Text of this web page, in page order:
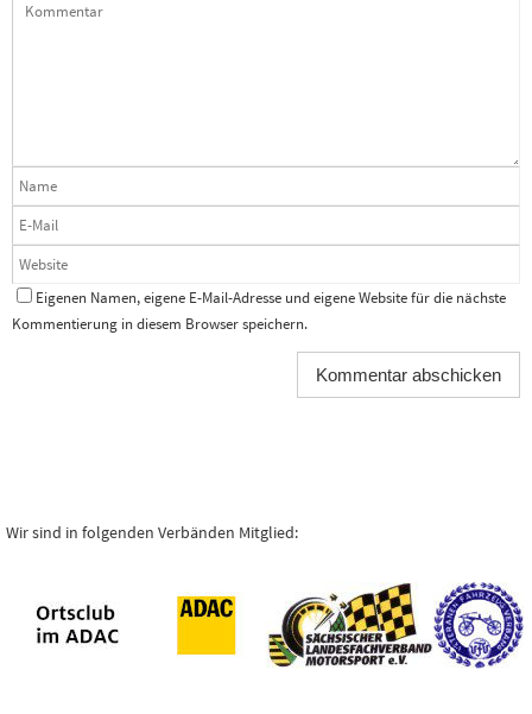
Eigenen Namen, eigene E-Mail-Adresse und eigene Website für die nächste
Kommentierung in diesem Browser speichern.
Wir sind in folgenden Verbänden Mitglied: